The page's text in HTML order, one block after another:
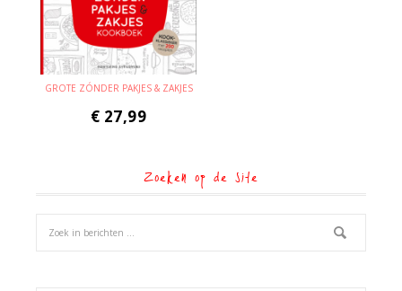
GROTE ZÓNDER PAKJES & ZAKJES
€ 27,99
Zoeken op de site